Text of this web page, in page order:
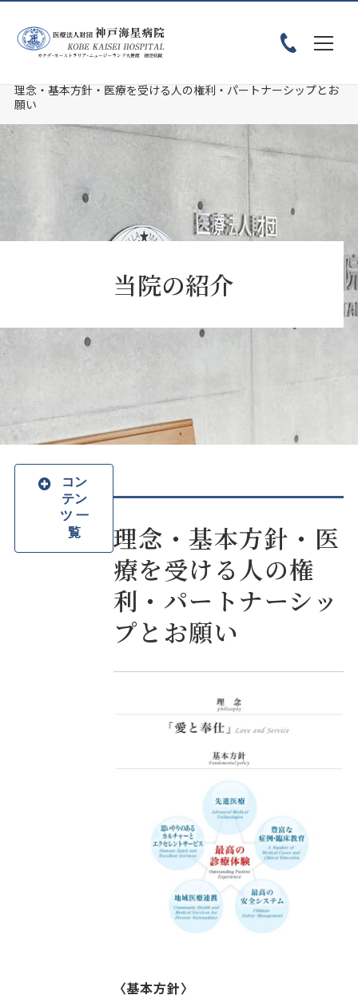
理念・基本方針・医療を受ける人の権利・パートナーシップとお
願い
当院の紹介
理念・基本方針・医
療を受ける人の権
利・パートナーシッ
プとお願い
〈基本方針〉
コン
テン
ツ 一
覧